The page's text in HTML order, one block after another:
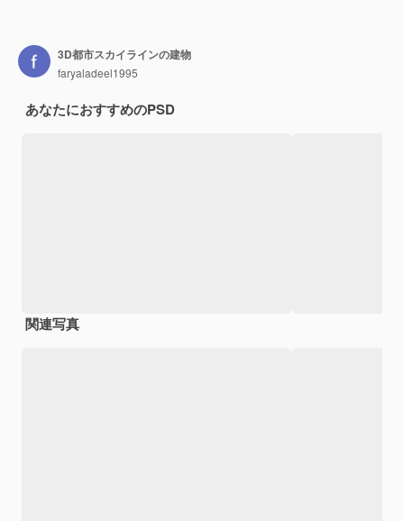
3D都市スカイラインの建物
faryaladeel1995
あなたにおすすめのPSD
関連写真